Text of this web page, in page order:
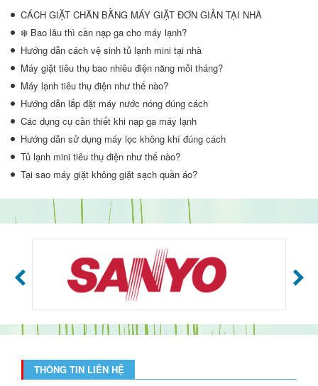
CÁCH GIẶT CHĂN BẰNG MÁY GIẶT ĐƠN GIẢN TẠI NHÀ
❄️ Bao lâu thì cần nạp ga cho máy lạnh?
Hướng dẫn cách vệ sinh tủ lạnh mini tại nhà
Máy giặt tiêu thụ bao nhiêu điện năng mỗi tháng?
Máy lạnh tiêu thụ điện như thế nào?
Hướng dẫn lắp đặt máy nước nóng đúng cách
Các dụng cụ cần thiết khi nạp ga máy lạnh
Hướng dẫn sử dụng máy lọc không khí đúng cách
Tủ lạnh mini tiêu thụ điện như thế nào?
Tại sao máy giặt không giặt sạch quần áo?
THÔNG TIN LIÊN HỆ